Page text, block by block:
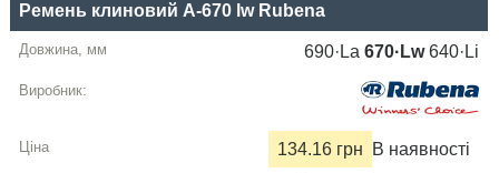
Ремень клиновий A-670 lw Rubena
690·La670·Lw640·Li
134.16 грн В наявності